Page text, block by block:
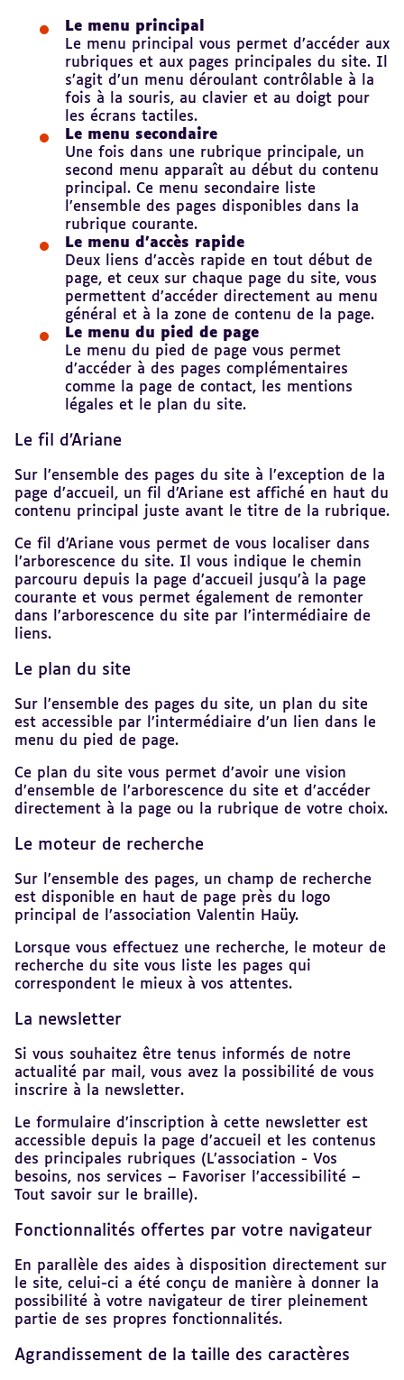
Le menu principal
Le menu principal vous permet d’accéder aux
rubriques et aux pages principales du site. Il
s’agit d’un menu déroulant contrôlable à la
fois à la souris, au clavier et au doigt pour
les écrans tactiles.
Le menu secondaire
Une fois dans une rubrique principale, un
second menu apparaît au début du contenu
principal. Ce menu secondaire liste
l’ensemble des pages disponibles dans la
rubrique courante.
Le menu d’accès rapide
Deux liens d’accès rapide en tout début de
page, et ceux sur chaque page du site, vous
permettent d’accéder directement au menu
général et à la zone de contenu de la page.
Le menu du pied de page
Le menu du pied de page vous permet
d’accéder à des pages complémentaires
comme la page de contact, les mentions
légales et le plan du site.
Le fil d’Ariane
Sur l’ensemble des pages du site à l’exception de la
page d’accueil, un fil d’Ariane est affiché en haut du
contenu principal juste avant le titre de la rubrique.
Ce fil d’Ariane vous permet de vous localiser dans
l’arborescence du site. Il vous indique le chemin
parcouru depuis la page d’accueil jusqu’à la page
courante et vous permet également de remonter
dans l’arborescence du site par l’intermédiaire de
liens.
Le plan du site
Sur l’ensemble des pages du site, un plan du site
est accessible par l’intermédiaire d’un lien dans le
menu du pied de page.
Ce plan du site vous permet d’avoir une vision
d’ensemble de l’arborescence du site et d’accéder
directement à la page ou la rubrique de votre choix.
Le moteur de recherche
Sur l’ensemble des pages, un champ de recherche
est disponible en haut de page près du logo
principal de l’association Valentin Haüy.
Lorsque vous effectuez une recherche, le moteur de
recherche du site vous liste les pages qui
correspondent le mieux à vos attentes.
La newsletter
Si vous souhaitez être tenus informés de notre
actualité par mail, vous avez la possibilité de vous
inscrire à la newsletter.
Le formulaire d’inscription à cette newsletter est
accessible depuis la page d’accueil et les contenus
des principales rubriques (L’association - Vos
besoins, nos services – Favoriser l’accessibilité –
Tout savoir sur le braille).
Fonctionnalités offertes par votre navigateur
En parallèle des aides à disposition directement sur
le site, celui-ci a été conçu de manière à donner la
possibilité à votre navigateur de tirer pleinement
partie de ses propres fonctionnalités.
Agrandissement de la taille des caractères